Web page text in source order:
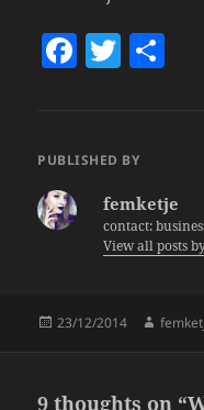
F
e
T
er
PUBLISHED BY
femketje
contact:
View all posts
Posted
23/12/2014 Author
9 thoughts on